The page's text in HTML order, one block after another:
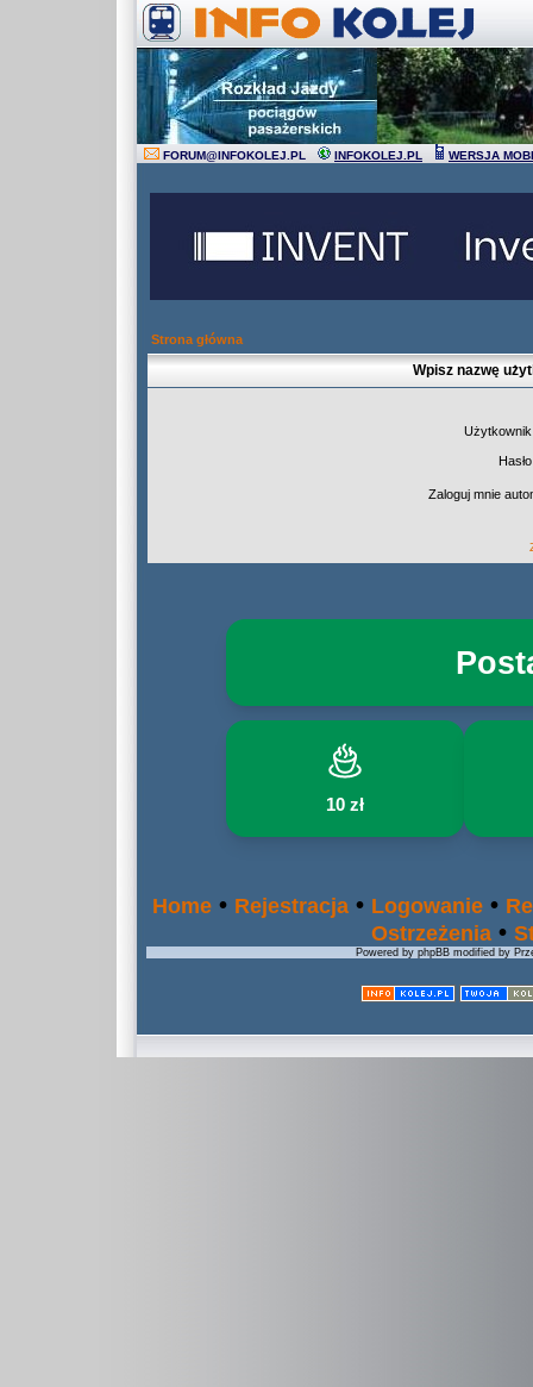
FORUM@INFOKOLEJ.PL INFOKOLEJ.PL WERSJA
Strona główna
Wpisz nazwę
Zaloguj mnie
10 zł
Home • Rejestracja • Logowanie •
Ostrzeżenia •
Powered by phpBB modified by